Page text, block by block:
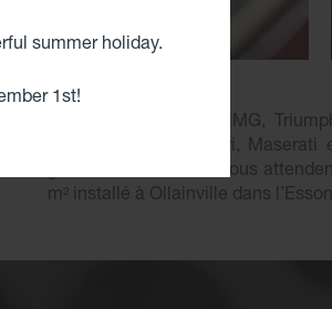
Jaguar, Aston Martin, MG,
Royce, Bentley, Ferrari,
grand tourisme, elles vous
m² installé à Ollainville dans
summer holiday.
1st!